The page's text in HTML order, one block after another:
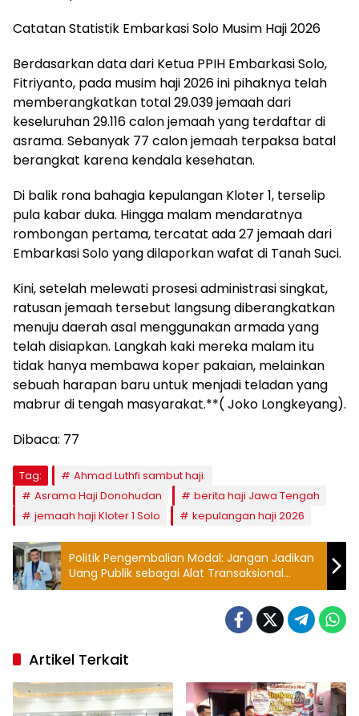
​Catatan Statistik Embarkasi Solo Musim Haji 2026
​Berdasarkan data dari Ketua PPIH Embarkasi Solo,
Fitriyanto, pada musim haji 2026 ini pihaknya telah
memberangkatkan total 29.039 jemaah dari
keseluruhan 29.116 calon jemaah yang terdaftar di
asrama. Sebanyak 77 calon jemaah terpaksa batal
berangkat karena kendala kesehatan.
​Di balik rona bahagia kepulangan Kloter 1, terselip
pula kabar duka. Hingga malam mendaratnya
rombongan pertama, tercatat ada 27 jemaah dari
Embarkasi Solo yang dilaporkan wafat di Tanah Suci.
​Kini, setelah melewati prosesi administrasi singkat,
ratusan jemaah tersebut langsung diberangkatkan
menuju daerah asal menggunakan armada yang
telah disiapkan. Langkah kaki mereka malam itu
tidak hanya membawa koper pakaian, melainkan
sebuah harapan baru untuk menjadi teladan yang
mabrur di tengah masyarakat.**( Joko Longkeyang).
Dibaca: 77
Tag:
Ahmad Luthfi sambut haji.
Asrama Haji Donohudan
berita haji Jawa Tengah
jemaah haji Kloter 1 Solo
kepulangan haji 2026
Politik Pengembalian Modal: Jangan Jadikan
Uang Publik sebagai Alat Transaksional
Kekuasaan
Artikel Terkait